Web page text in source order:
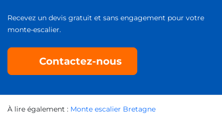
Monte escalier Valentigney
Monte escalier Cosne-Cours-sur-Loire
Recevez un devis gratuit et sans engagement pour votre
monte-escalier.
Contactez-nous
À lire également : Monte escalier Bretagne